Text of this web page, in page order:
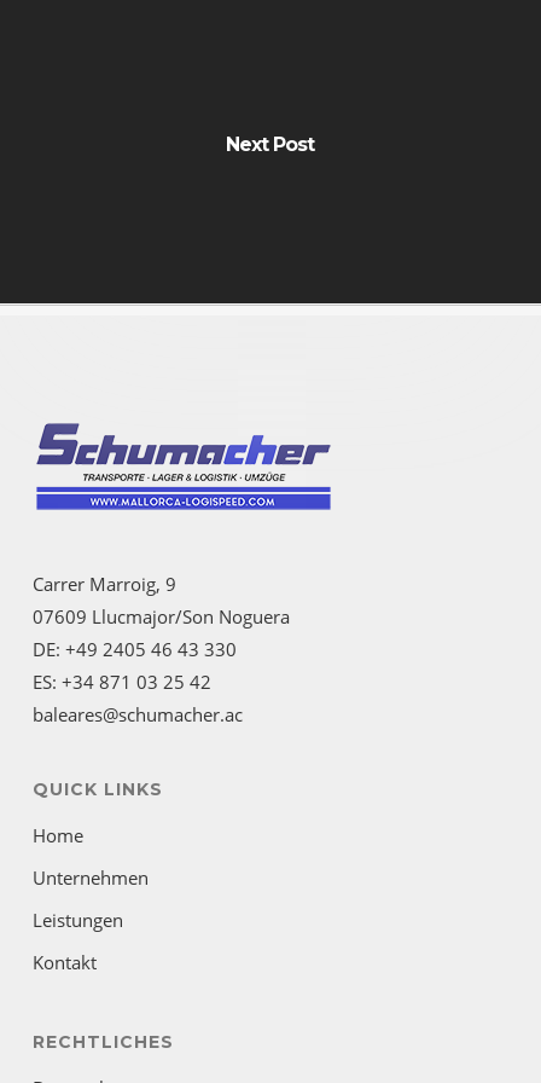
Next Post
Carrer Marroig, 9
07609 Llucmajor/Son Noguera
DE: +49 2405 46 43 330
ES: +34 871 03 25 42
baleares@schumacher.ac
QUICK LINKS
Home
Unternehmen
Leistungen
Kontakt
RECHTLICHES